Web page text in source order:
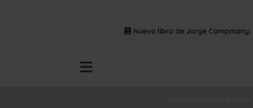
Nuevo libro de Jorge Campmany: